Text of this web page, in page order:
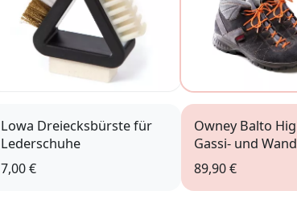
Lowa Dreiecksbürste für
Lederschuhe
7,00 €
Owney Balto
Gassi- und
89,90 €